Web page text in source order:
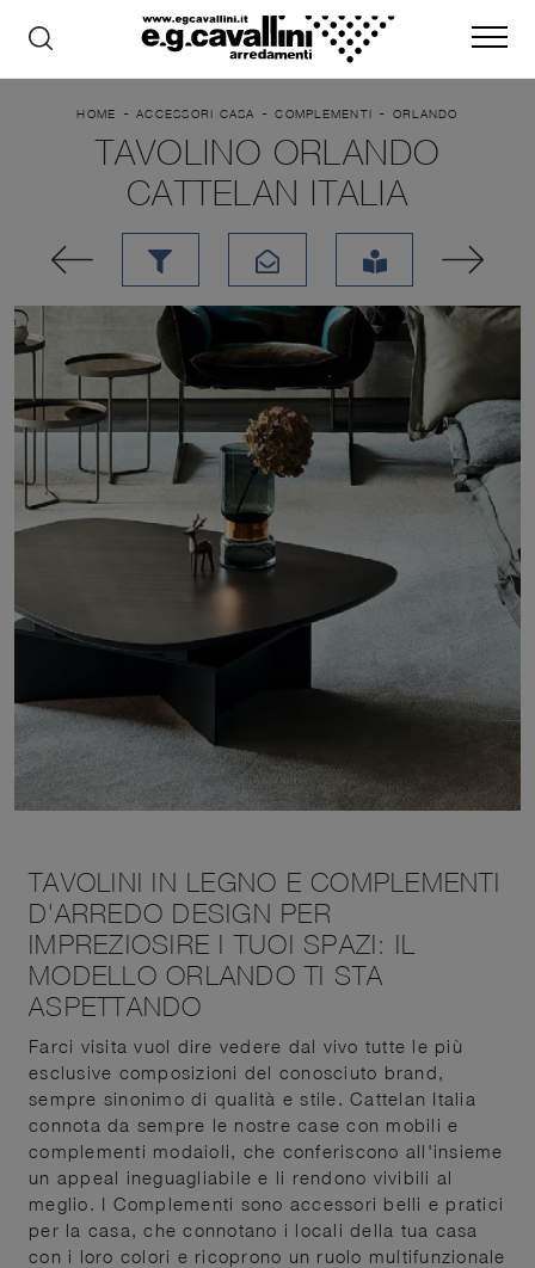
HOME -ACCESSORI CASA -COMPLEMENTI - ORLANDO
TAVOLINO ORLANDO
CATTELAN ITALIA
TAVOLINI IN LEGNO E COMPLEMENTI
D'ARREDO DESIGN PER
IMPREZIOSIRE I TUOI SPAZI: IL
MODELLO ORLANDO TI STA
ASPETTANDO
Farci visita vuol dire vedere dal vivo tutte le più
esclusive composizioni del conosciuto brand,
sempre sinonimo di qualità e stile. Cattelan Italia
connota da sempre le nostre case con mobili e
complementi modaioli, che conferiscono all'insieme
un appeal ineguagliabile e li rendono vivibili al
meglio. I Complementi sono accessori belli e pratici
per la casa, che connotano i locali della tua casa
con i loro colori e ricoprono un ruolo multifunzionale